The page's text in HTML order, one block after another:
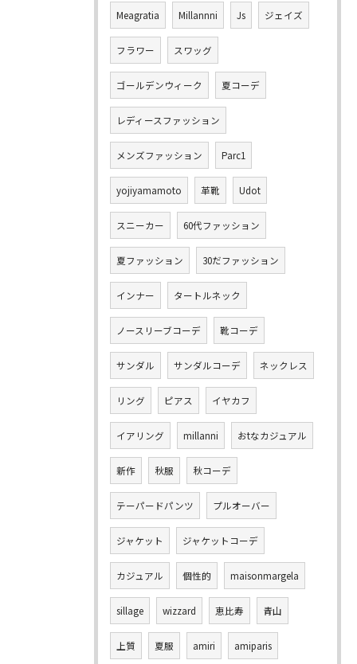
Meagratia Millannni Js ジェイズ
フラワー スワッグ
ゴールデンウィーク 夏コーデ
レディースファッション
メンズファッション Parc1
yojiyamamoto 革靴 Udot
スニーカー 60代ファッション
夏ファッション 30だファッション
インナー タートルネック
ノースリーブコーデ 靴コーデ
サンダル サンダルコーデ ネックレス
リング ピアス イヤカフ
イアリング millanni おtなカジュアル
新作 秋服 秋コーデ
テーパードパンツ プルオーバー
ジャケット ジャケットコーデ
カジュアル 個性的 maisonmargela
sillage wizzard 恵比寿 青山
上質 夏服 amiri amiparis